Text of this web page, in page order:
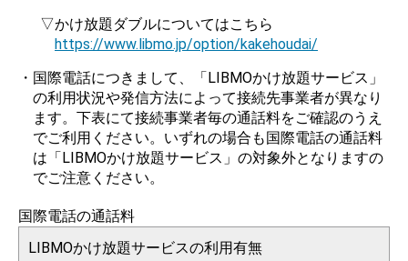
▽かけ放題ダブルについてはこちら
https://www.libmo.jp/option/kakehoudai/
・国際電話につきまして、「LIBMOかけ放題サービス」
の利用状況や発信方法によって接続先事業者が異なり
ます。下表にて接続事業者毎の通話料をご確認のうえ
でご利用ください。いずれの場合も国際電話の通話料
は「LIBMOかけ放題サービス」の対象外となりますの
でご注意ください。
国際電話の通話料
LIBMOかけ放題サービスの利用有無